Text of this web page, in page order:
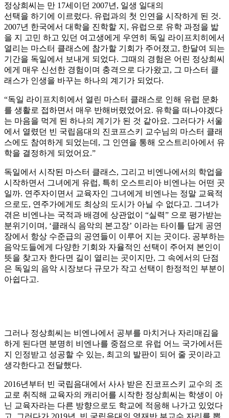
정상희씨는 만 17세이던 2007년, 일생 일대의
선택을 하기에 이르렀다. 유럽과의 첫 인연을 시작하게 된 것.
2007년 한국에서 대학을 진학할 지, 유럽으로 유학 과정을 밟
을 지 고민 하고 있던 여고생에게 우연히 독일 라이프치히에서
열리는 마스터 클래스에 참가할 기회가 주어졌고, 한달여 되는
기간을 독일에서 보내게 되었다. 그때의 경험은 어린 정상희씨
에게 매우 신선한 경험이며 충격으로 다가왔고, 그 마스터 클
래스가 인생을 바꾸는 하나의 계기가 되었다.
“독일 라이프치히에서 열린 마스터 클래스로 인해 유럽 문화
를 생활로 접하면서 매우 반해버렸었어요. 유학을 떠나야겠다
는 마음을 먹게 된 하나의 계기가 된 것 같아요. 그러다가 서울
에서 열렸던 빈 국립음대의 진코프스키 교수님의 마스터 클래
스에도 참여하게 되었는데, 그 인연을 통해 오스트리아에서 유
학을 결정하게 되었어요.”
독일에서 시작된 마스터 클래스, 그리고 비엔나에서의 학업을
시작하면서 그녀에게 유럽, 특히 오스트리아 비엔나는 어떤 곳
일까. 연주자이면서 교육자인 그녀에게 비엔나는 정말 교육적
으로도, 연주가에게도 최상의 도시가 아닐 수 없다고. 그녀가
겪은 비엔나는 국적과 배경에 상관없이 “실력” 으로 평가받는
분위기이며, ‘클래식 음악의 본고장’ 이라는 타이틀 답게 공연
장에서 항상 수준급의 공연들이 이루어 지는 곳이다. 공부하는
음악도들에게 다양한 기회와 자율적인 선택이 주어져 본인이
뜻을 찾고자 한다면 길이 열리는 곳이지만, 그 속에서의 단점
은 독일의 음악 시장보다 규모가 작고 선택이 한정적인 부분이
아쉽다고.
그러나 정상희씨는 비엔나에서 공부를 마치거나 자리매김을
하게 된다면 분명히 비엔나를 중점으로 유럽 어느 국가에서든
지 인정받고 성공할 수 있는, 최고의 발판이 되어 줄 곳이라고
생각한다고 전달했다.
2016년부터 빈 국립음대에서 사사 받은 진코프스키 교수의 조
교로 취직해 교육자의 캐리어를 시작한 정상희씨는 학생이 아
닌 교육자라는 다른 방향으로도 학교에 적응해 나가고 있었다